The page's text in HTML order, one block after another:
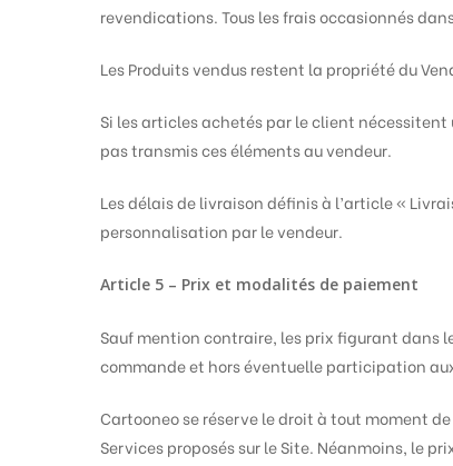
revendications. Tous les frais occasionnés
Les Produits vendus restent la propriété du
Si les articles achetés par le client
pas transmis ces éléments au vendeur.
Les délais de livraison définis à l’article «
personnalisation par le vendeur.
Article 5 – Prix et modalités de paiement
Sauf mention contraire, les prix figurant dans
commande et hors éventuelle participation
Cartooneo se réserve le droit à tout moment
Services proposés sur le Site. Néanmoins, le